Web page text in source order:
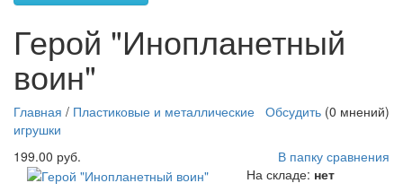
движущимися и разборными частями тела, выполненная в
виде космического бойца. Высота героя 26см
http://parkservis.ru/data/small/15420206.jpg
http://parkservis.ru/product_4623.html
Герой "Инопланетный
воин"
Обсудить (0 мнений)
Главная / Пластиковые и металлические
игрушки
199.00 руб.
В папку сравнения
На складе: нет